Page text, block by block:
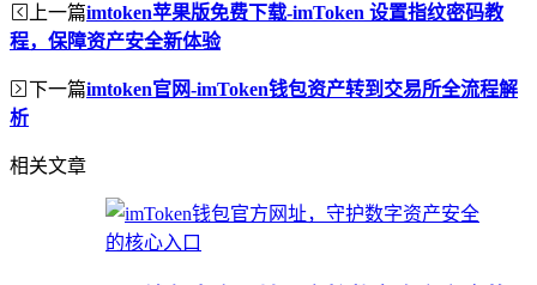
上一篇imtoken苹果版免费下载-imToken 设置指纹密码教
程，保障资产安全新体验
下一篇imtoken官网-imToken钱包资产转到交易所全流程解
析
相关文章